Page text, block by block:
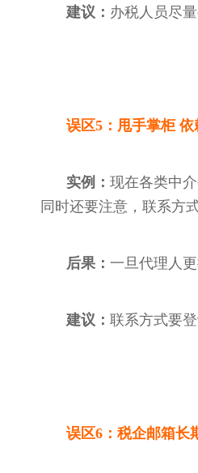
建议： 办税人员尽
误区5：甩手掌柜 依
实例： 现在各类中
同时还要注意，联系方
后果： 一旦代理人
建议： 联系方式要
误区6：税企邮箱长